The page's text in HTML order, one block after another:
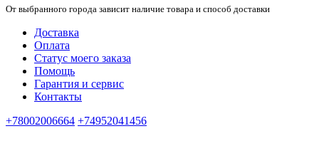
От выбранного города зависит наличие товара и способ доставки
Доставка
Оплата
Статус моего заказа
Помощь
Гарантия и сервис
Контакты
+78002006664 +74952041456